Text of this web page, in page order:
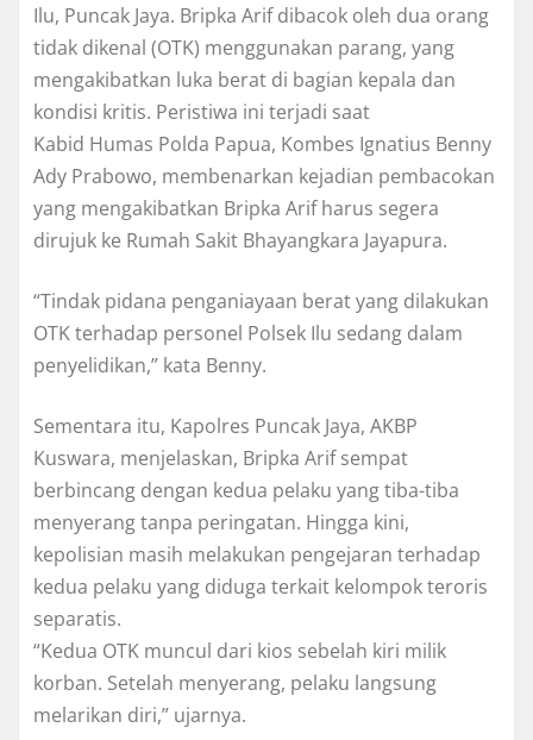
Ilu, Puncak Jaya. Bripka Arif dibacok oleh dua orang
tidak dikenal (OTK) menggunakan parang, yang
mengakibatkan luka berat di bagian kepala dan
kondisi kritis. Peristiwa ini terjadi saat
Kabid Humas Polda Papua, Kombes Ignatius Benny
Ady Prabowo, membenarkan kejadian pembacokan
yang mengakibatkan Bripka Arif harus segera
dirujuk ke Rumah Sakit Bhayangkara Jayapura.
“Tindak pidana penganiayaan berat yang dilakukan
OTK terhadap personel Polsek Ilu sedang dalam
penyelidikan,” kata Benny.
Sementara itu, Kapolres Puncak Jaya, AKBP
Kuswara, menjelaskan, Bripka Arif sempat
berbincang dengan kedua pelaku yang tiba-tiba
menyerang tanpa peringatan. Hingga kini,
kepolisian masih melakukan pengejaran terhadap
kedua pelaku yang diduga terkait kelompok teroris
separatis.
“Kedua OTK muncul dari kios sebelah kiri milik
korban. Setelah menyerang, pelaku langsung
melarikan diri,” ujarnya.